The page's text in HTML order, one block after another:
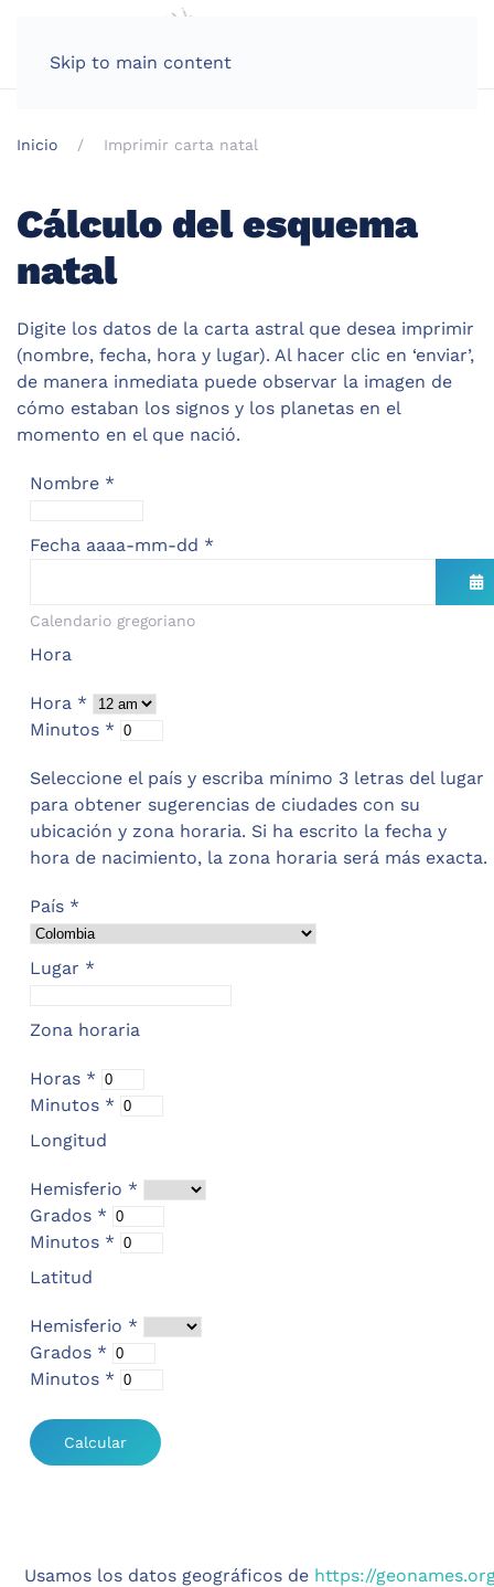
Skip to main content
Inicio Imprimir carta natal
Cálculo del esquema
natal
Digite los datos de la carta astral que desea imprimir
(nombre, fecha, hora y lugar). Al hacer clic en ‘enviar’,
de manera inmediata puede observar la imagen de
cómo estaban los signos y los planetas en el
momento en el que nació.
Nombre *
Fecha aaaa-mm-dd *
Calendario gregoriano
Hora
Hora *
Minutos *
Seleccione el país y escriba mínimo 3 letras del lugar
para obtener sugerencias de ciudades con su
ubicación y zona horaria. Si ha escrito la fecha y
hora de nacimiento, la zona horaria será más exacta.
País *
Lugar *
Zona horaria
Horas *
Minutos *
Longitud
Hemisferio *
Grados *
Minutos *
Latitud
Hemisferio *
Grados *
Minutos *
Calcular
Usamos los datos geográficos de https://